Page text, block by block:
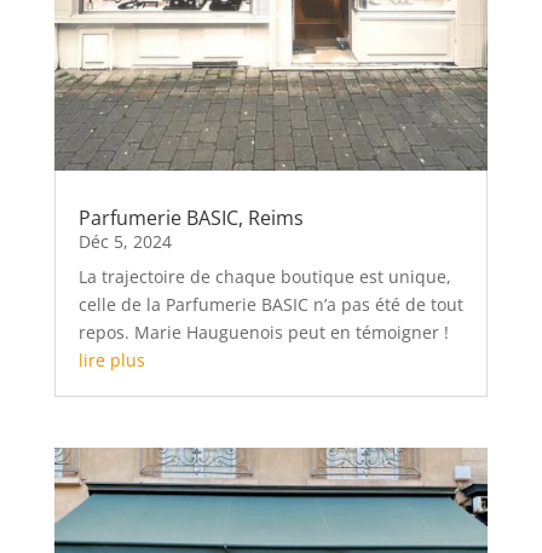
Parfumerie BASIC, Reims
Déc 5, 2024
La trajectoire de chaque boutique est unique,
celle de la Parfumerie BASIC n’a pas été de tout
repos. Marie Hauguenois peut en témoigner !
lire plus